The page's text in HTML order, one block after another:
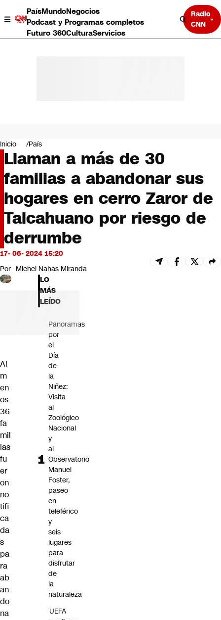
PaísMundoNegocios
Podcast y Programas completos
Futuro 360CulturaServicios
Radio
CNN
Negocios
Deportes
Programas completos
Cultura
Servicios
Bits
CNN Data
CNN tiempo
Futuro 360
Opinión
Inicio País
Llaman a más de 30
familias a abandonar sus
hogares en cerro Zaror de
Talcahuano por riesgo de
derrumbe
17- 06- 2024 15:20
Por Michel Nahas Miranda
Al
m
en
os
36
fa
mil
ias
fu
er
on
no
tifi
ca
da
s
pa
ra
ab
an
do
na
LO
MÁS
LEÍDO
Panoramas
por
el
Día
de
la
Niñez:
Visita
al
Zoológico
Nacional
y
al
Observatorio
Manuel
Foster,
paseo
en
teleférico
y
seis
lugares
para
disfrutar
de
la
naturaleza
UEFA